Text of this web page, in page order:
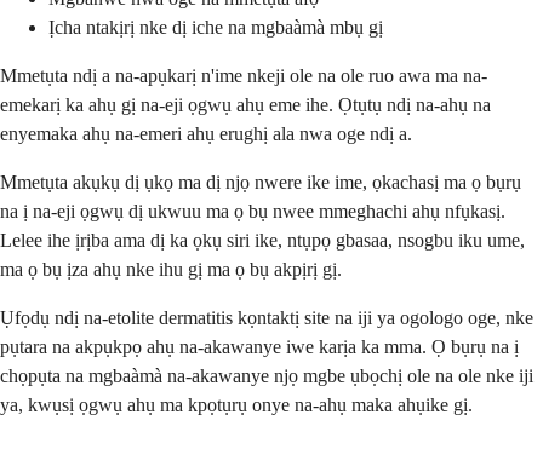
Ịcha ntakịrị nke dị iche na mgbaàmà mbụ gị
Mmetụta ndị a na-apụkarị n'ime nkeji ole na ole ruo awa ma na-
emekarị ka ahụ gị na-eji ọgwụ ahụ eme ihe. Ọtụtụ ndị na-ahụ na
enyemaka ahụ na-emeri ahụ erughị ala nwa oge ndị a.
Mmetụta akụkụ dị ụkọ ma dị njọ nwere ike ime, ọkachasị ma ọ bụrụ
na ị na-eji ọgwụ dị ukwuu ma ọ bụ nwee mmeghachi ahụ nfụkasị.
Lelee ihe ịrịba ama dị ka ọkụ siri ike, ntụpọ gbasaa, nsogbu iku ume,
ma ọ bụ ịza ahụ nke ihu gị ma ọ bụ akpịrị gị.
Ụfọdụ ndị na-etolite dermatitis kọntaktị site na iji ya ogologo oge, nke
pụtara na akpụkpọ ahụ na-akawanye iwe karịa ka mma. Ọ bụrụ na ị
chọpụta na mgbaàmà na-akawanye njọ mgbe ụbọchị ole na ole nke iji
ya, kwụsị ọgwụ ahụ ma kpọtụrụ onye na-ahụ maka ahụike gị.